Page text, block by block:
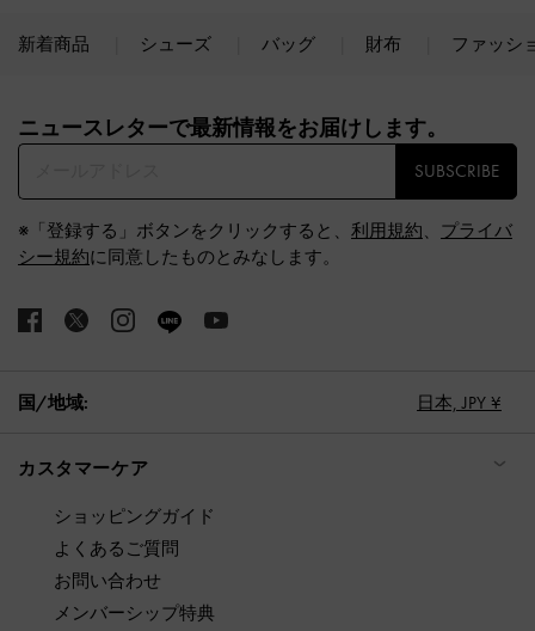
新着商品 シューズ バッグ 財布 ファッシ
ニュースレターで最新情報をお届けします。​
SUBSCRIBE
※「登録する」ボタンをクリックすると、 利用規約、 プライバ
シー規約に同意したものとみなします。
国/地域: 日本, JPY ¥
カスタマーケア
ショッピングガイド
よくあるご質問
お問い合わせ
メンバーシップ特典